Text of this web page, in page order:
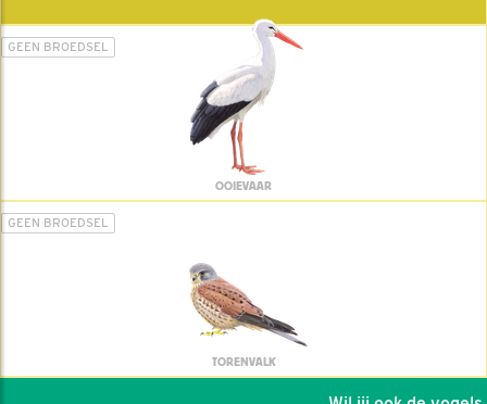
GEEN BROEDSEL
OOIEVAAR
GEEN BROEDSEL
TORENVALK